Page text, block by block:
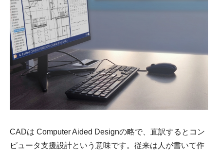
CADは Computer Aided Designの略で、直訳するとコン
ピュータ支援設計という意味です。従来は人が書いて作